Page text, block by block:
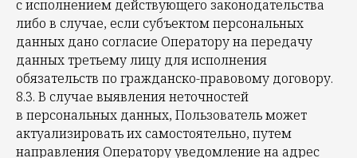
с исполнением действующего законодательства
либо в случае, если субъектом персональных
данных дано согласие Оператору на передачу
данных третьему лицу для исполнения
обязательств по гражданско-правовому договору.
8.3. В случае выявления неточностей
в персональных данных, Пользователь может
актуализировать их самостоятельно, путем
направления Оператору уведомление на адрес